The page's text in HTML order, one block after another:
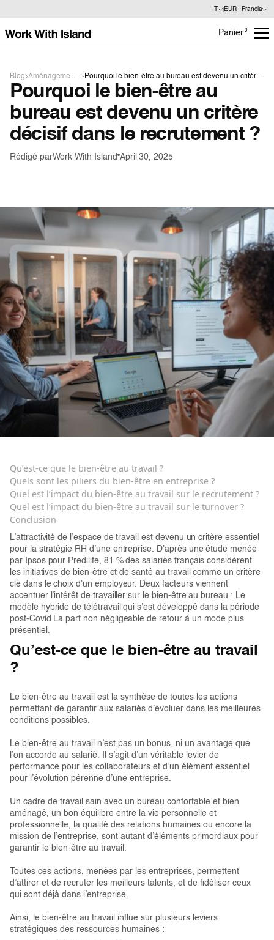
EUR - Francia
Panier 0
Blog Aménagement
& Design
Pourquoi le bien-être au bureau est devenu un critère
décisif dans le recrutement ?
Pourquoi le bien-être au
bureau est devenu un critère
décisif dans le recrutement ?
Rédigé parWork With Island April 30, 2025
Qu’est-ce que le bien-être au travail ?
Quels sont les piliers du bien-être en entreprise ?
Quel est l’impact du bien-être au travail sur le recrutement ?
Quel est l’impact du bien-être au travail sur le turnover ?
Conclusion
L’attractivité de l’espace de travail est devenu un critère essentiel
pour la stratégie RH d’une entreprise. D'après une étude menée
par Ipsos pour Predilife, 81 % des salariés français considèrent
les initiatives de bien-être et de santé au travail comme un critère
clé dans le choix d'un employeur. Deux facteurs viennent
accentuer l’intérêt de travailler sur le bien-être au bureau : Le
modèle hybride de télétravail qui s’est développé dans la période
post-Covid La part non négligeable de retour à un mode plus
présentiel.
Qu’est-ce que le bien-être au travail
?
Le bien-être au travail est la synthèse de toutes les actions
permettant de garantir aux salariés d’évoluer dans les meilleures
conditions possibles.
Le bien-être au travail n’est pas un bonus, ni un avantage que
l’on accorde au salarié. Il s’agit d’un véritable levier de
performance pour les collaborateurs et d’un élément essentiel
pour l’évolution pérenne d’une entreprise.
Un cadre de travail sain avec un bureau confortable et bien
aménagé, un bon équilibre entre la vie personnelle et
professionnelle, la qualité des relations humaines ou encore la
mission de l’entreprise, sont autant d’éléments primordiaux pour
garantir le bien-être au travail.
Toutes ces actions, menées par les entreprises, permettent
d’attirer et de recruter les meilleurs talents, et de fidéliser ceux
qui sont déjà dans l’entreprise.
Ainsi, le bien-être au travail influe sur plusieurs leviers
stratégiques des ressources humaines :